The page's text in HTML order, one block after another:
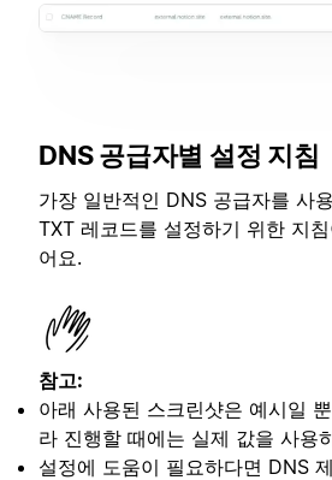
DNS 공급자별 설정 지침
가장 일반적인 DNS 공급자를 사
TXT 레코드를 설정하기 위한 지
어요.
참고:
아래 사용된 스크린샷은 예시일
라 진행할 때에는 실제 값을 사용
설정에 도움이 필요하다면 DNS